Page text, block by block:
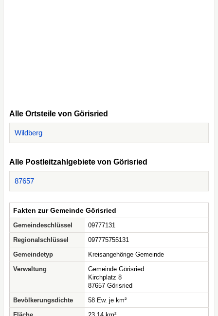
Alle Ortsteile von Görisried
Wildberg
Alle Postleitzahlgebiete von Görisried
87657
Fakten zur Gemeinde Görisried
Gemeindeschlüssel
09777131
Regionalschlüssel
097775755131
Gemeindetyp
Kreisangehörige Gemeinde
Verwaltung
Gemeinde Görisried
Kirchplatz 8
87657 Görisried
Bevölkerungsdichte
58 Ew. je km²